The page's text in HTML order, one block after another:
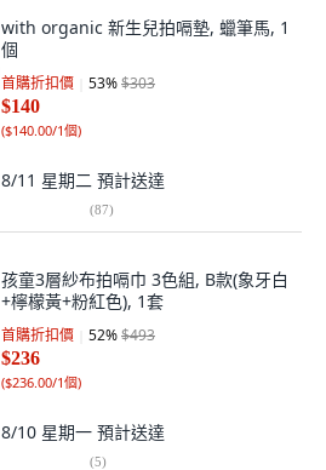
with organic 新生兒拍嗝墊, 蠟筆馬, 1
個
首購折扣價 53%$303
$140
($140.00/1個)
8/11 星期二 預計送達
(87)
孩童3層紗布拍嗝巾 3色組, B款(象牙白
+檸檬黃+粉紅色), 1套
首購折扣價 52%$493
$236
($236.00/1個)
8/10 星期一 預計送達
(5)